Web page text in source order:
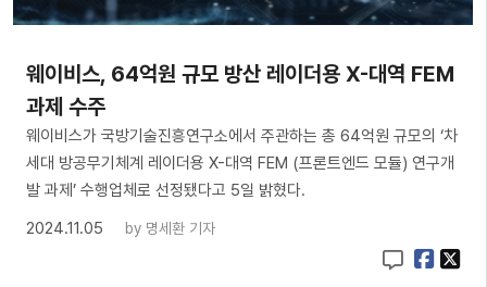
웨이비스, 64억원 규모 방산 레이더용 X-대역 FEM
과제 수주
웨이비스가 국방기술진흥연구소에서 주관하는 총 64억원 규모의 ‘차
세대 방공무기체계 레이더용 X-대역 FEM (프론트엔드 모듈) 연구개
발 과제’ 수행업체로 선정됐다고 5일 밝혔다.
2024.11.05
by 명세환 기자